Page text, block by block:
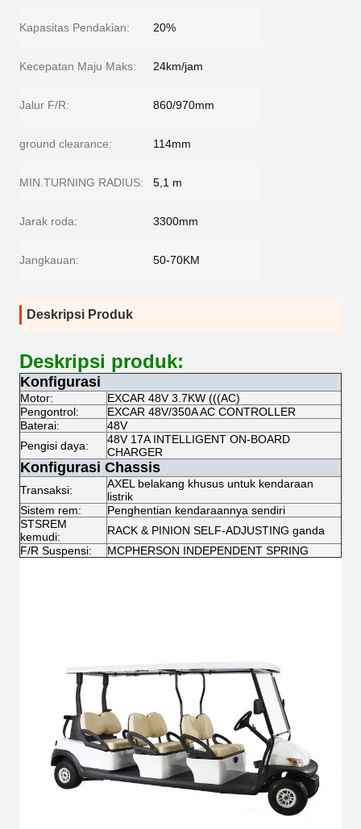
Kapasitas Pendakian: 20%
Kecepatan Maju Maks: 24km/jam
Jalur F/R: 860/970mm
ground clearance: 114mm
MIN.TURNING RADIUS: 5,1 m
Jarak roda: 3300mm
Jangkauan: 50-70KM
Deskripsi Produk
Deskripsi produk:
Konfigurasi
Motor:
EXCAR 48V 3.7KW (((AC)
Pengontrol:
EXCAR 48V/350A AC CONTROLLER
Baterai:
48V
Pengisi daya:
48V 17A INTELLIGENT ON-BOARD
CHARGER
Konfigurasi Chassis
Transaksi:
AXEL belakang khusus untuk kendaraan
listrik
Sistem rem:
Penghentian kendaraannya sendiri
STSREM
kemudi:
RACK & PINION SELF-ADJUSTING ganda
F/R Suspensi:
MCPHERSON INDEPENDENT SPRING